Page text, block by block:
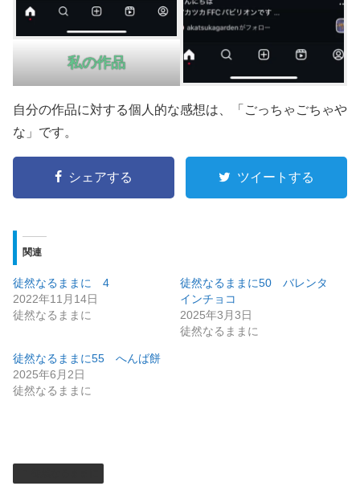
私の作品
自分の作品に対する個人的な感想は、「ごっちゃごちゃや
な」です。
シェアする ツイートする
関連
徒然なるままに 4
2022年11月14日
徒然なるままに
徒然なるままに50 バレンタ
インチョコ
2025年3月3日
徒然なるままに
徒然なるままに55 へんば餅
2025年6月2日
徒然なるままに